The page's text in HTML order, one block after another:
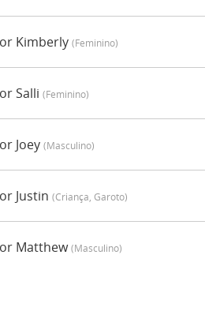
Kimberly (feminino)
Salli (feminino)
Joey (masculino)
Justin (criança, Garoto)
Matthew(masculino)